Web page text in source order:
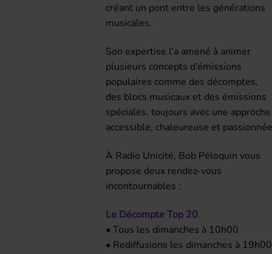
créant un pont entre les générations
musicales.
Son expertise l’a amené à animer
plusieurs concepts d’émissions
populaires comme des décomptes,
des blocs musicaux et des émissions
spéciales, toujours avec une approche
accessible, chaleureuse et
À Radio Unicité, Bob Péloquin vous
propose deux rendez-vous
incontournables :
Le Décompte Top 20
• Tous les dimanches à 10h00
• Rediffusions les dimanches à 19h00